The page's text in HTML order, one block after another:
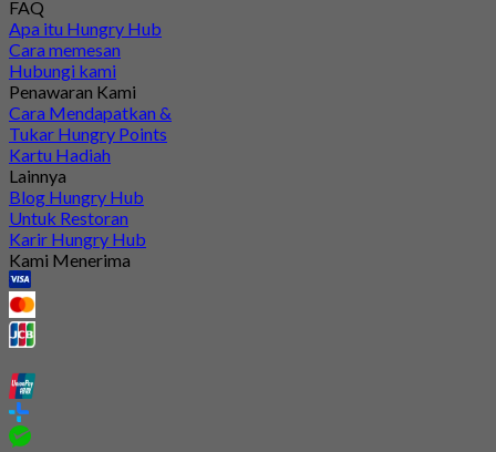
FAQ
Apa itu Hungry Hub
Cara memesan
Hubungi kami
Penawaran Kami
Cara Mendapatkan &
Tukar Hungry Points
Kartu Hadiah
Lainnya
Blog Hungry Hub
Untuk Restoran
Karir Hungry Hub
Kami Menerima